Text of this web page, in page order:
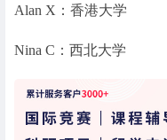
Alan X：香港大学
Nina C：西北大学